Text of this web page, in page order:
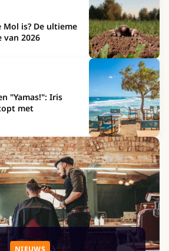
is? De ultieme
van 2026
"Yamas!": Iris
met